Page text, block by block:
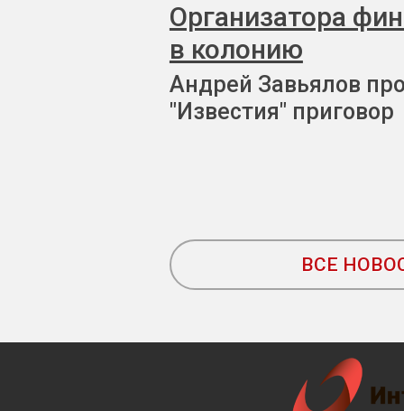
Организатора
в колонию
Андрей Завьялов
"Известия" приговор
ВСЕ